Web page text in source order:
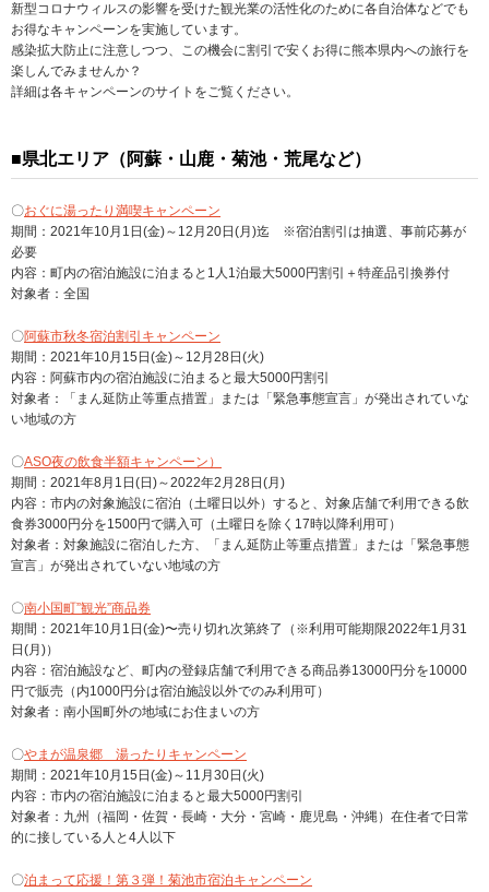
新型コロナウィルスの影響を受けた観光業の活性化のために各自治体などでも
お得なキャンペーンを実施しています。
感染拡大防止に注意しつつ、この機会に割引で安くお得に熊本県内への旅行を
楽しんでみませんか？
詳細は各キャンペーンのサイトをご覧ください。
■県北エリア（阿蘇・山鹿・菊池・荒尾など）
〇おぐに湯ったり満喫キャンペーン
期間：2021年10月1日(金)～12月20日(月)迄 ※宿泊割引は抽選、事前応募が
必要
内容：町内の宿泊施設に泊まると1人1泊最大5000円割引＋特産品引換券付
対象者：全国
〇阿蘇市秋冬宿泊割引キャンペーン
期間：2021年10月15日(金)～12月28日(火)
内容：阿蘇市内の宿泊施設に泊まると最大5000円割引
対象者：「まん延防止等重点措置」または「緊急事態宣言」が発出されていな
い地域の方
〇ASO夜の飲食半額キャンペーン）
期間：2021年8月1日(日)～2022年2月28日(月)
内容：市内の対象施設に宿泊（土曜日以外）すると、対象店舗で利用できる飲
食券3000円分を1500円で購入可（土曜日を除く17時以降利用可）
対象者：対象施設に宿泊した方、「まん延防止等重点措置」または「緊急事態
宣言」が発出されていない地域の方
〇南小国町”観光”商品券
期間：2021年10月1日(金)〜売り切れ次第終了（※利用可能期限2022年1月31
日(月)）
内容：宿泊施設など、町内の登録店舗で利用できる商品券13000円分を10000
円で販売（内1000円分は宿泊施設以外でのみ利用可）
対象者：南小国町外の地域にお住まいの方
〇やまが温泉郷 湯ったりキャンペーン
期間：2021年10月15日(金)～11月30日(火)
内容：市内の宿泊施設に泊まると最大5000円割引
対象者：九州（福岡・佐賀・長崎・大分・宮崎・鹿児島・沖縄）在住者で日常
的に接している人と4人以下
〇泊まって応援！第３弾！菊池市宿泊キャンペーン